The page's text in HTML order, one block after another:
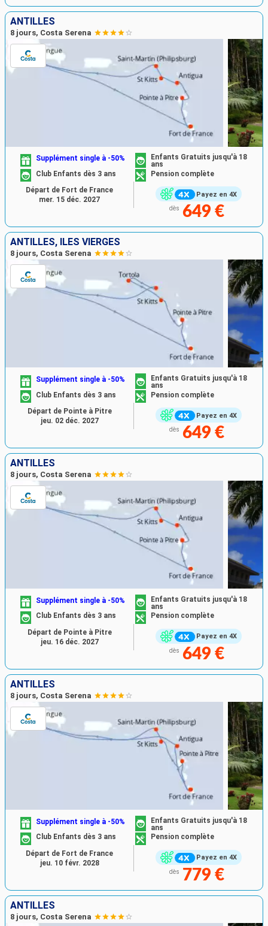
ANTILLES
8 jours, Costa Serena
Payez en 4X
Supplément single à -50%
Enfants Gratuits jusqu'à 18
ans
Club Enfants dès 3 ans
Pension complète
dès 649 €
Départ de Fort de France
mer. 15 déc. 2027
ANTILLES, ILES VIERGES
8 jours, Costa Serena
Payez en 4X
Supplément single à -50%
Enfants Gratuits jusqu'à 18
ans
Club Enfants dès 3 ans
Pension complète
dès 649 €
Départ de Pointe à Pitre
jeu. 02 déc. 2027
ANTILLES
8 jours, Costa Serena
Payez en 4X
Supplément single à -50%
Enfants Gratuits jusqu'à 18
ans
Club Enfants dès 3 ans
Pension complète
dès 649 €
Départ de Pointe à Pitre
jeu. 16 déc. 2027
ANTILLES
8 jours, Costa Serena
Payez en 4X
Supplément single à -50%
Enfants Gratuits jusqu'à 18
ans
Club Enfants dès 3 ans
Pension complète
dès 779 €
Départ de Fort de France
jeu. 10 févr. 2028
ANTILLES
8 jours, Costa Serena